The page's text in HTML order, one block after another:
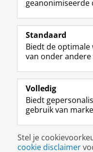
Volg ons
Meer info
Contact
Disclaimer &
geanonimiseerde
Standaard
Biedt de
van onder andere
Volledig
Biedt
gebruik van
Stel je
cookie disclaimer